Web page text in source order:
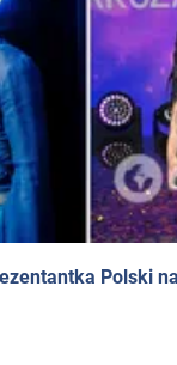
Polski